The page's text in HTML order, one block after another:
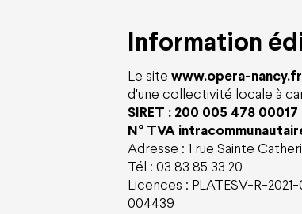
Information
Le sitewww.opera-
d'une collectivité locale à
SIRET : 200 005 478 00017
N° TVA
Adresse : 1 rue Sainte
Tél : 03 83 85 33 20
Licences : PLATESV-R-
004439
Ils nous soutiennent